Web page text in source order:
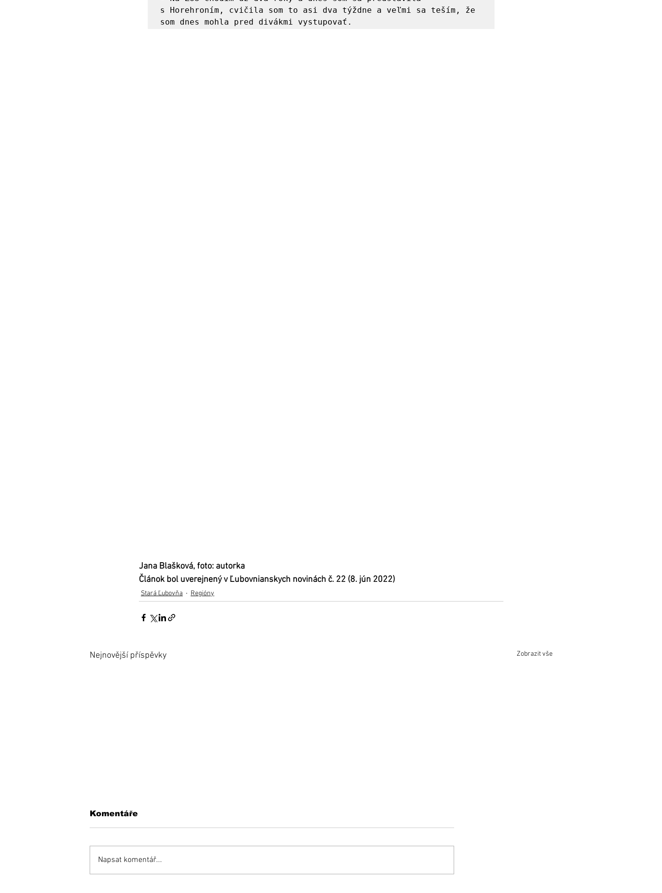
s Horehroním, cvičila som to asi dva týždne a veľmi sa teším, že
Jana Blašková, foto: autorka
Článok bol uverejnený v Ľubovnianskych novinách č. 22 (8. jún 2022)
Stará Ľubovňa Regióny
Nejnovější příspěvky Zobrazit vše
Komentáře
Napsat komentář...